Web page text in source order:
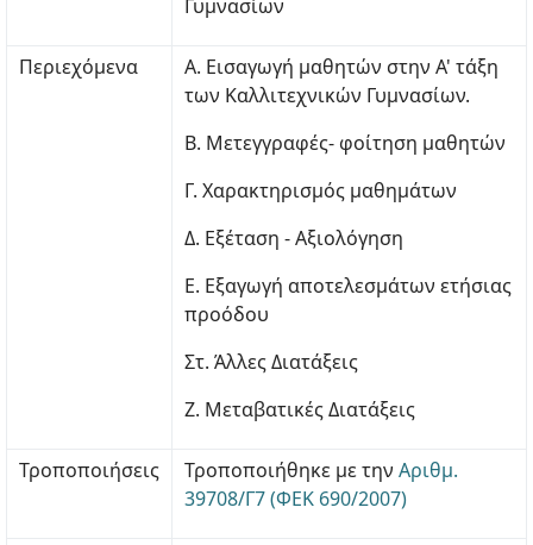
Γυμνασίων
Περιεχόμενα
Α. Εισαγωγή μαθητών στην Α' τάξη
των Καλλιτεχνικών Γυμνασίων.
Β. Μετεγγραφές- φοίτηση μαθητών
Γ. Χαρακτηρισμός μαθημάτων
Δ. Εξέταση - Αξιολόγηση
Ε. Εξαγωγή αποτελεσμάτων ετήσιας
προόδου
Στ. Άλλες Διατάξεις
Ζ. Μεταβατικές Διατάξεις
Τροποποιήσεις Τροποποιήθηκε με την Αριθμ.
39708/Γ7 (ΦΕΚ 690/2007)